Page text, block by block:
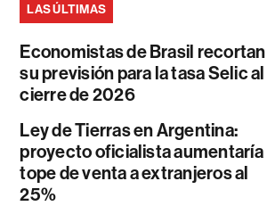
LAS ÚLTIMAS
Economistas de Brasil recortan
su previsión para la tasa Selic al
cierre de 2026
Ley de Tierras en Argentina:
proyecto oficialista aumentaría
tope de venta a extranjeros al
25%